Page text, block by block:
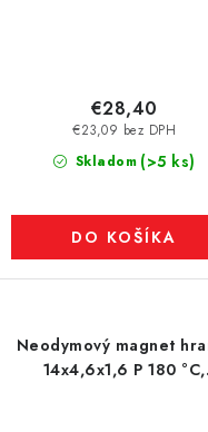
Skladom (>5 ks)
€23,09 bez DPH
€28,40
DO KOŠÍKA
Neodymový magnet
14x4,6x1,6 P 180 °C,